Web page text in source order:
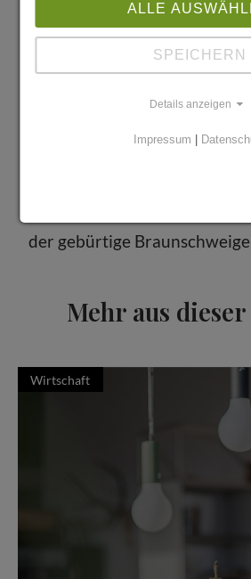
gerüstet“, ärgert sich Ludwig
unternehmerischer Mut
belohnt. Bis Ende 2021
Niedersachsen auf die 6000.
der gebürtige
Mehr aus
Wirtschaft
ALLE
SPEICHERN
Details anzeigen
Impressum